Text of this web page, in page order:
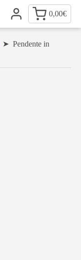
0,00€
➤ Pendente in